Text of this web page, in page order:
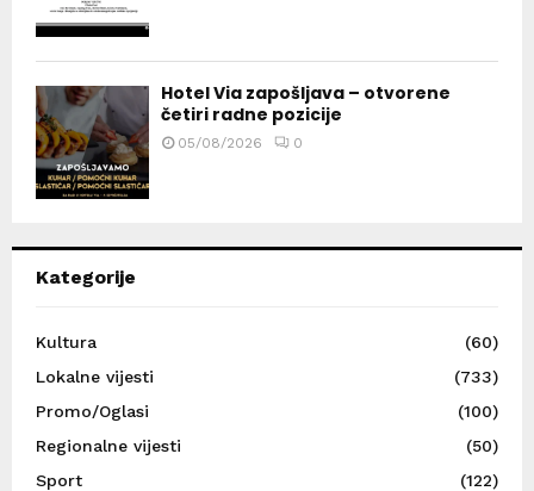
Hotel Via zapošljava – otvorene
četiri radne pozicije
05/08/2026 0
Kategorije
Kultura
(60)
Lokalne vijesti
(733)
Promo/Oglasi
(100)
Regionalne vijesti
(50)
Sport
(122)